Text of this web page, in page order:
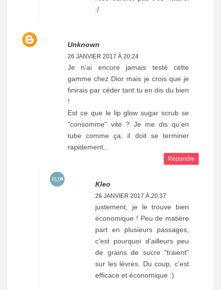
:/
Unknown
26 JANVIER 2017 À 20:24
Je n'ai encore jamais testé cette
gamme chez Dior mais je crois que je
finirais par céder tant tu en dis du bien
!
Est ce que le lip glow sugar scrub se
"consomme" vite ? Je me dis qu'en
tube comme ça, il doit se terminer
rapidement...
Répondre
Kleo
26 JANVIER 2017 À 20:37
justement, je le trouve bien
économique ! Peu de matière
part en plusieurs passages,
c'est pourquoi d'ailleurs peu
de grains de sucre "traient"
sur les lèvres. Du coup, c'est
efficace et économique :)